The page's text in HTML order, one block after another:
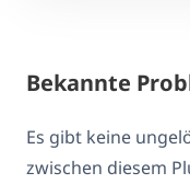
Bekannte
Es gibt keine
zwischen diesem